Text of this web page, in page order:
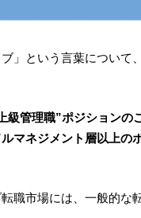
」という言葉について
級管理職”ポジションの
マネジメント層以上の
職市場には、一般的な